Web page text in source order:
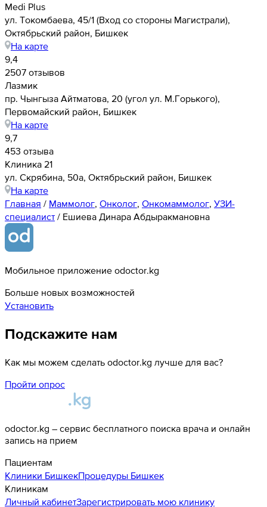
Medi Plus
ул. Токомбаева, 45/1 (Вход со стороны Магистрали),
Октябрьский район, Бишкек
На карте
9,4
2507 отзывов
Лазмик
​пр. Чынгыза Айтматова, 20​ (угол ул. М.Горького),
Первомайский район, Бишкек
На карте
9,7
453 отзыва
Клиника 21
ул. Скрябина, 50а, Октябрьский район, Бишкек
На карте
Главная / Маммолог Онколог Онкомаммолог УЗИ-
специалист / Ешиева Динара Абдыракмановна
Мобильное приложение odoctor.kg
Больше новых возможностей
Установить
Подскажите нам
Как мы можем сделать odoctor.kg лучше для вас?
Пройти опрос
odoctor.kg – сервис бесплатного поиска врача и онлайн
запись на прием
Пациентам
Клиники БишкекПроцедуры Бишкек
Клиникам
Личный кабинетЗарегистрировать мою клинику